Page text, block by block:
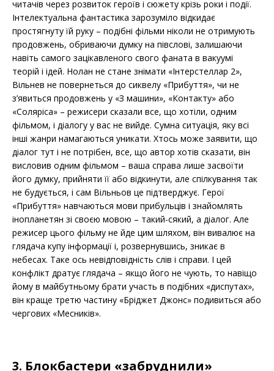
читачів через розвиток героїв і сюжету крізь роки і події.
Інтелектуальна фантастика зарозуміло відкидає
простягнуту їй руку – подібні фільми ніколи не отримують
продовжень, обриваючи думку на півслові, залишаючи
навіть самого зацікавленого свого фаната в вакуумі
теорій і ідей. Нолан не стане знімати «Інтерстеллар 2»,
Вільнев не повернеться до сиквелу «Прибуття», чи не
з’явиться продовжень у «З машини», «Контакту» або
«Соляріса» – режисери сказали все, що хотіли, одним
фільмом, і діалогу у вас не вийде. Сумна ситуація, яку всі
інші жанри намагаються уникати. Хтось може заявити, що
діалог тут і не потрібен, все, що автор хотів сказати, він
висловив одним фільмом – ваша справа лише засвоїти
його думку, прийняти її або відкинути, але спілкування так
не будується, і сам Вільньов це підтверджує. Герої
«Прибуття» навчаються мови прибульців і знайомлять
інопланетян зі своєю мовою – такий-сякий, а діалог. Але
режисер цього фільму не йде цим шляхом, він вивалює на
глядача купу інформації і, розвернувшись, зникає в
небесах. Таке ось невідповідність слів і справи. І цей
конфлікт дратує глядача – якщо його не чують, то навіщо
йому в майбутньому брати участь в подібних «диспутах»,
він краще третю частину «Бріджет Джонс» подивиться або
чергових «Месників».
3. Блокбастери «забруднили»